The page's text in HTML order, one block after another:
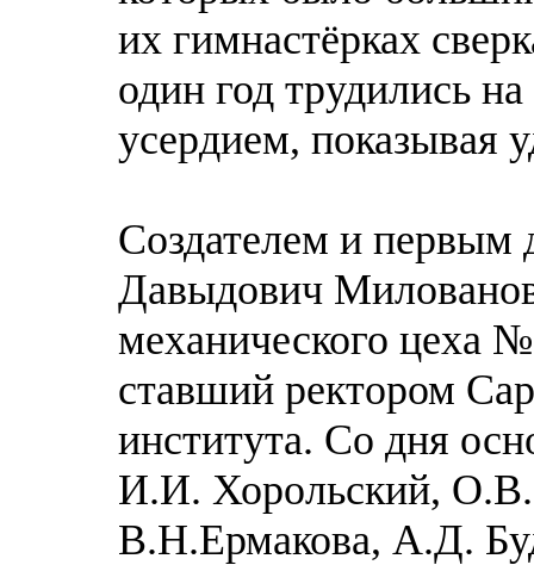
их гимнастёрках
один год трудились
усердием, показывая
Создателем и первым
Давыдович
механического цеха
ставший ректором
института. Со дня
И.И. Хорольский,
В.Н.Ермакова, А.Д.